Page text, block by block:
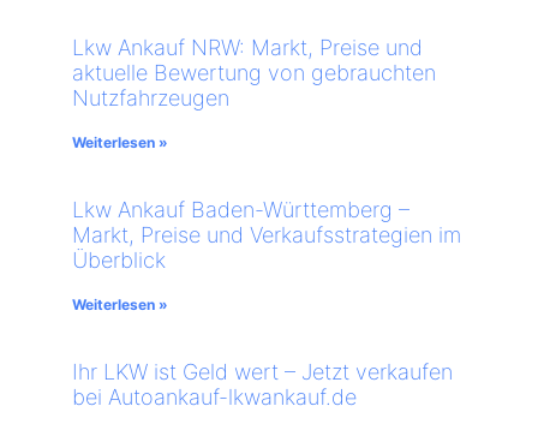
Lkw Ankauf NRW: Markt, Preise und
aktuelle Bewertung von gebrauchten
Nutzfahrzeugen
Weiterlesen »
Lkw Ankauf Baden-Württemberg –
Markt, Preise und Verkaufsstrategien im
Überblick
Weiterlesen »
Ihr LKW ist Geld wert – Jetzt verkaufen
bei Autoankauf-lkwankauf.de